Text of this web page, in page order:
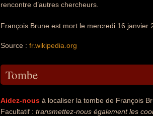
rencontre d’autres chercheurs.
François Brune est mort le mercredi 16 janvier
Source : fr.wikipedia.org
Tombe
Aidez-nous à localiser la tombe de François
Facultatif : transmettez-nous également les